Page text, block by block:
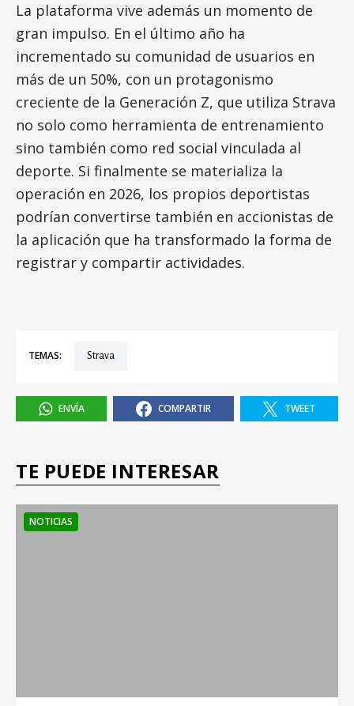
La plataforma vive además un momento de
gran impulso. En el último año ha
incrementado su comunidad de usuarios en
más de un 50%, con un protagonismo
creciente de la Generación Z, que utiliza Strava
no solo como herramienta de entrenamiento
sino también como red social vinculada al
deporte. Si finalmente se materializa la
operación en 2026, los propios deportistas
podrían convertirse también en accionistas de
la aplicación que ha transformado la forma de
registrar y compartir actividades.
TEMAS: Strava
ENVÍA COMPARTIR TWEET
TE PUEDE INTERESAR
NOTICIAS